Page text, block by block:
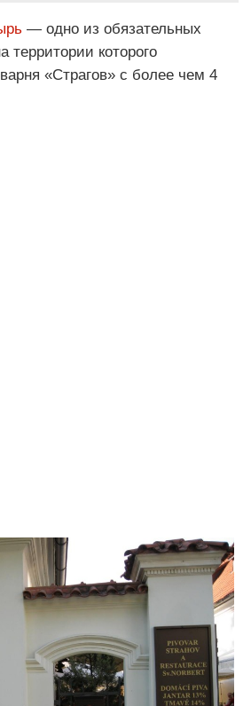
— одно из обязательных
которого
«Страгов» с более чем 4